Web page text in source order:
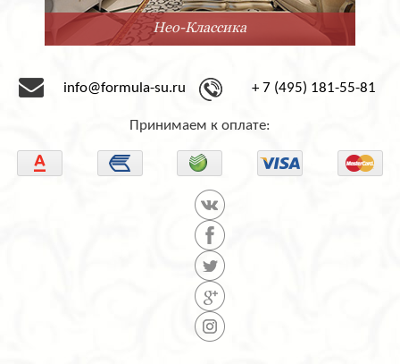
Минимализм
info@formula-su.ru + 7 (495) 181-55-81
Принимаем к оплате: